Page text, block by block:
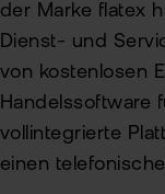
der Marke flatex
Dienst- und
von kostenlosen
Handelssoftware
vollintegrierte
einen